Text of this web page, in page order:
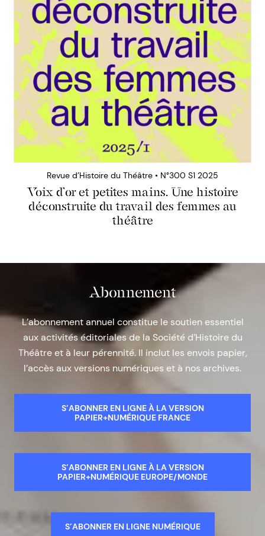
Revue d’Histoire du Théâtre • N°300 S1 2025
Voix d’or et petites mains. Une histoire
déconstruite du travail des femmes au
théâtre
Abonnement
L’abonnement annuel constitue le soutien essentiel
aux activités éditoriales de la Société d’Histoire du
Théâtre et à leur pérennité. Il inclut les envois papier,
l’accès aux versions numériques et à nos archives.
S’ABONNER EN LIGNE À LA VERSION
PAPIER+NUMÉRIQUE FRANCE
S’ABONNER EN LIGNE À LA VERSION
PAPIER+NUMÉRIQUE EUROPE/MONDE
S’ABONNER EN LIGNE NUMÉRIQUE